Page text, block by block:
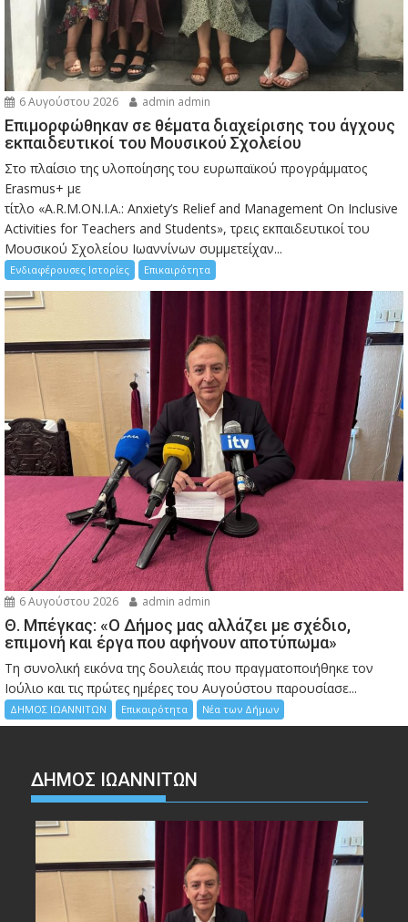
6 Αυγούστου 2026 admin admin
Eπιμορφώθηκαν σε θέματα διαχείρισης του άγχους
εκπαιδευτικοί του Μουσικού Σχολείου
Στο πλαίσιο της υλοποίησης του ευρωπαϊκού προγράμματος
Erasmus+ με
τίτλο «A.R.M.ON.I.A.: Anxiety’s Relief and Management On Inclusive
Activities for Teachers and Students», τρεις εκπαιδευτικοί του
Μουσικού Σχολείου Ιωαννίνων συμμετείχαν...
Ενδιαφέρουσες Ιστορίες Επικαιρότητα
6 Αυγούστου 2026 admin admin
Θ. Μπέγκας: «Ο Δήμος μας αλλάζει με σχέδιο,
επιμονή και έργα που αφήνουν αποτύπωμα»
Τη συνολική εικόνα της δουλειάς που πραγματοποιήθηκε τον
Ιούλιο και τις πρώτες ημέρες του Αυγούστου παρουσίασε...
ΔΗΜΟΣ ΙΩΑΝΝΙΤΩΝ Επικαιρότητα Νέα των Δήμων
ΔΗΜΟΣ ΙΩΑΝΝΙΤΩΝ